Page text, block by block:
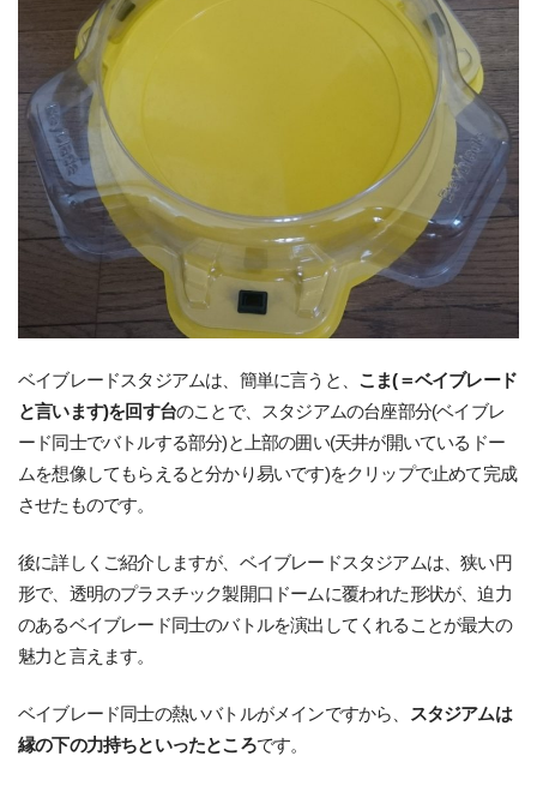
ベイブレードスタジアムは、簡単に言うと、 こま(＝ベイブレード
と言います)を回す台のことで、スタジアムの台座部分(ベイブレ
ード同士でバトルする部分)と上部の囲い(天井が開いているドー
ムを想像してもらえると分かり易いです)をクリップで止めて完成
させたものです。
後に詳しくご紹介しますが、ベイブレードスタジアムは、狭い円
形で、透明のプラスチック製開口ドームに覆われた形状が、迫力
のあるベイブレード同士のバトルを演出してくれることが最大の
魅力と言えます。
ベイブレード同士の熱いバトルがメインですから、 スタジアムは
縁の下の力持ちといったところです。